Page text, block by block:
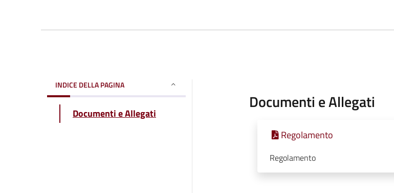
INDICE DELLA PAGINA
Documenti e Allegati
Documenti e Allegati
Regolamento
Regolamento